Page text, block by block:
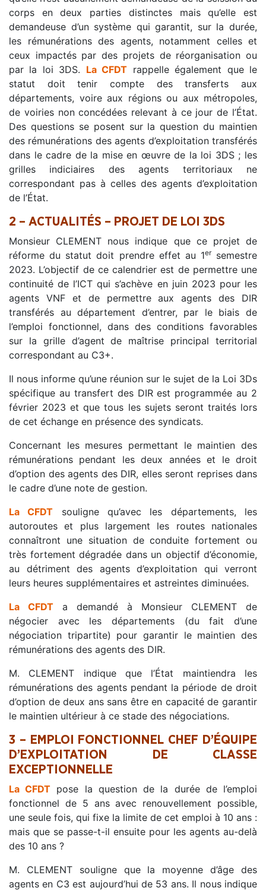
corps en deux parties distinctes mais qu’elle est
demandeuse d’un système qui garantit, sur la durée,
les rémunérations des agents, notamment celles et
ceux impactés par des projets de réorganisation ou
par la loi 3DS. La CFDT rappelle également que le
statut doit tenir compte des transferts aux
départements, voire aux régions ou aux métropoles,
de voiries non concédées relevant à ce jour de l’État.
Des questions se posent sur la question du maintien
des rémunérations des agents d’exploitation transférés
dans le cadre de la mise en œuvre de la loi 3DS ; les
grilles indiciaires des agents territoriaux ne
correspondant pas à celles des agents d’exploitation
de l’État.
2 – ACTUALITÉS – PROJET DE LOI 3DS
Monsieur CLEMENT nous indique que ce projet de
réforme du statut doit prendre effet au 1ersemestre
2023. L’objectif de ce calendrier est de permettre une
continuité de l’ICT qui s’achève en juin 2023 pour les
agents VNF et de permettre aux agents des DIR
transférés au département d’entrer, par le biais de
l’emploi fonctionnel, dans des conditions favorables
sur la grille d’agent de maîtrise principal territorial
correspondant au C3+.
Il nous informe qu’une réunion sur le sujet de la Loi 3Ds
spécifique au transfert des DIR est programmée au 2
février 2023 et que tous les sujets seront traités lors
de cet échange en présence des syndicats.
Concernant les mesures permettant le maintien des
rémunérations pendant les deux années et le droit
d’option des agents des DIR, elles seront reprises dans
le cadre d’une note de gestion.
La CFDT
souligne qu’avec les départements, les
autoroutes et plus largement les routes nationales
connaîtront une situation de conduite fortement ou
très fortement dégradée dans un objectif d’économie,
au détriment des agents d’exploitation qui verront
leurs heures supplémentaires et astreintes diminuées.
La CFDT a demandé à Monsieur CLEMENT de
négocier avec les départements (du fait d’une
négociation tripartite) pour garantir le maintien des
rémunérations des agents des DIR.
M. CLEMENT indique que l’État maintiendra les
rémunérations des agents pendant la période de droit
d’option de deux ans sans être en capacité de garantir
le maintien ultérieur à ce stade des négociations.
3 – EMPLOI FONCTIONNEL CHEF D’ÉQUIPE
D’EXPLOITATION DE CLASSE
EXCEPTIONNELLE
La CFDT pose la question de la durée de l’emploi
fonctionnel de 5 ans avec renouvellement possible,
une seule fois, qui fixe la limite de cet emploi à 10 ans :
mais que se passe-t-il ensuite pour les agents au-delà
des 10 ans ?
M. CLEMENT souligne que la moyenne d’âge des
agents en C3 est aujourd’hui de 53 ans. Il nous indique